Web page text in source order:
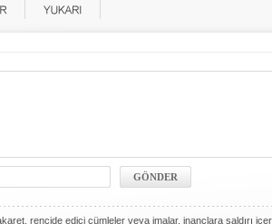
rencide edici cümleler veya imalar, inançlara saldırı